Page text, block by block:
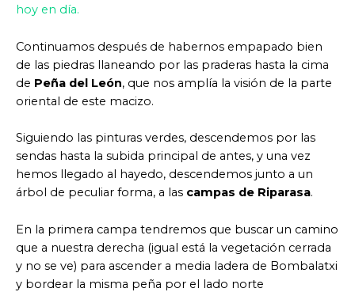
hoy en día.
Continuamos después de habernos empapado bien
de las piedras llaneando por las praderas hasta la cima
de Peña del León, que nos amplía la visión de la parte
oriental de este macizo.
Siguiendo las pinturas verdes, descendemos por las
sendas hasta la subida principal de antes, y una vez
hemos llegado al hayedo, descendemos junto a un
árbol de peculiar forma, a las campas de Riparasa.
En la primera campa tendremos que buscar un camino
que a nuestra derecha (igual está la vegetación cerrada
y no se ve) para ascender a media ladera de Bombalatxi
y bordear la misma peña por el lado norte